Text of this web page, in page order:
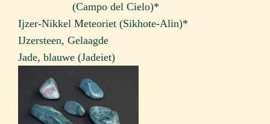
(Campo del Cielo)*
Ijzer-Nikkel Meteoriet (Sikhote-Alin)*
IJzersteen, Gelaagde
Jade, blauwe (Jadeiet)